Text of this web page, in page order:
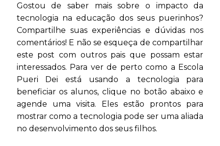
Gostou de saber mais sobre o impacto da
tecnologia na educação dos seus puerinhos?
Compartilhe suas experiências e dúvidas nos
comentários! E não se esqueça de compartilhar
este post com outros pais que possam estar
interessados. Para ver de perto como a Escola
Pueri Dei está usando a tecnologia para
beneficiar os alunos, clique no botão abaixo e
agende uma visita. Eles estão prontos para
mostrar como a tecnologia pode ser uma aliada
no desenvolvimento dos seus filhos.